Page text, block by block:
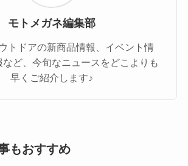
モトメガネ編集部
トドアの新商品情報、イベント情
ど、今旬なニュースをどこよりも
早くご紹介します♪
もおすすめ